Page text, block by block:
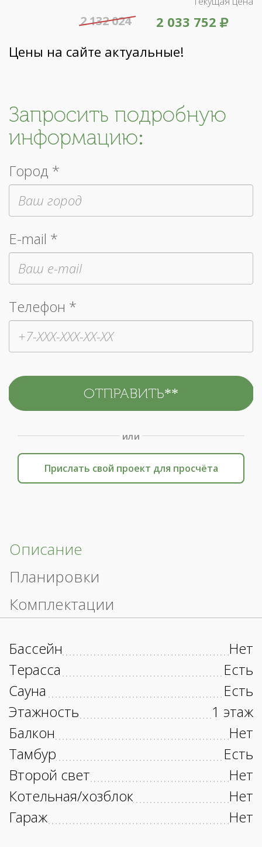
2 033 752
2 132 024
Цены на сайте актуальные!
Запросить подробную
информацию:
Город *
E-mail *
Телефон *
или
Прислать свой проект для просчёта
Описание
Планировки
Комплектации
Бассейн
Нет
Терасса
Есть
Сауна
Есть
Этажность
1 этаж
Балкон
Нет
Тамбур
Есть
Второй свет
Нет
Котельная/хозблок
Нет
Гараж
Нет